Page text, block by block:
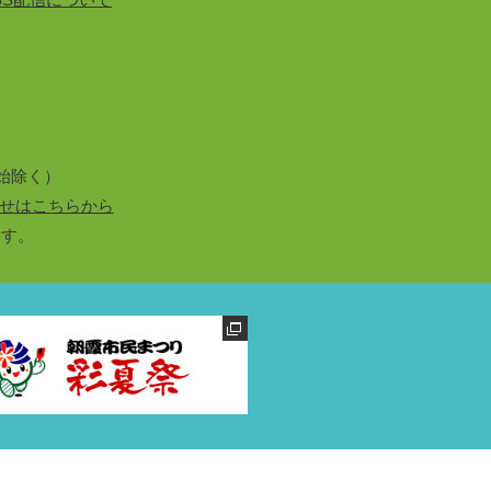
く）
はこちらから
。